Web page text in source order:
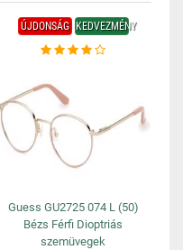
ÚJDONSÁG KEDVEZMÉNY
Guess GU2725 074 L (50)
Bézs Férfi Dioptriás
szemüvegek